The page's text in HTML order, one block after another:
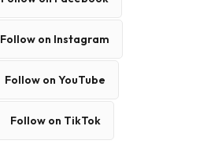
Follow on Instagram
Follow on YouTube
Follow on TikTok